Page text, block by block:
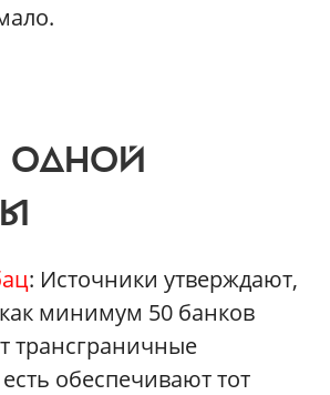
ОДНОЙ
: Источники утверждают,
минимум 50 банков
трансграничные
обеспечивают тот